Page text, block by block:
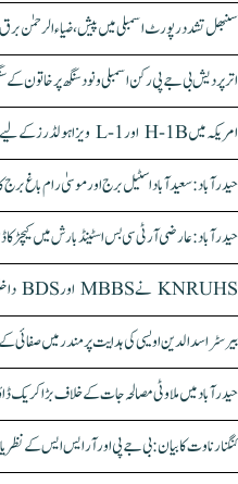
سنبھل تشدد رپورٹ اسمبلی میں پیش، ضیاء الرحمٰن
اتر پردیش بی جے پی رکن اسمبلی ونود سنگھ پر خاتون کے
امریکہ میں H-1B اور L-1 ویزا ہولڈرز کے لیے بڑی راحت، اب ملک چھوڑے بغیر ویزا تجدید ممکن
حیدرآباد: سعیدآباد اسٹیل برج اور موسیٰ رام باغ برج
حیدرآباد: عارضی آر ٹی سی بس اسٹینڈ بارش میں کیچڑ
KNRUHS نے MBBS اور BDS داخلوں کا نوٹیفکیشن جاری کر دیا
بیرسٹر اسدالدین اویسی کی ہدایت پر مندر میں صفائی
حیدرآباد میں ملاوٹی مصالحہ جات کے خلاف بڑا کریک ڈاؤن، 25 ٹن سے زائد مصالحے ضبط،
کنگنا رناوت کا بیان: بی جے پی اور آر ایس ایس کے